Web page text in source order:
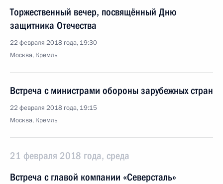
Торжественный вечер, посвящённый Дню
защитника Отечества
22 февраля 2018 года, 19:30
Москва, Кремль
Встреча с министрами обороны зарубежных стран
22 февраля 2018 года, 19:15
Москва, Кремль
21 февраля 2018 года, среда
Встреча с главой компании «Северсталь»